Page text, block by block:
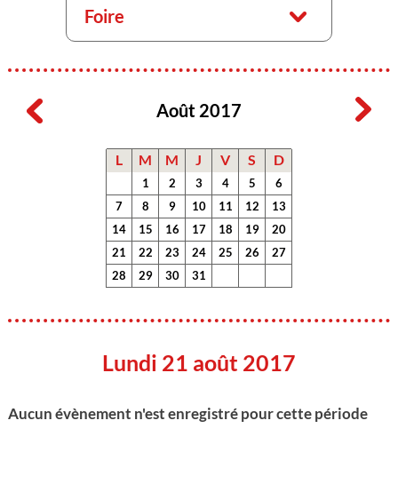
Foire
Août 2017
L M M J V S D
1 2 3 4 5
6
7
8 9 10 11 12
13
14
15 16 17 18 19
20
21
22 23 24 25 26
27
28
29 30 31
Lundi 21 août 2017
Aucun évènement n'est enregistré pour cette période